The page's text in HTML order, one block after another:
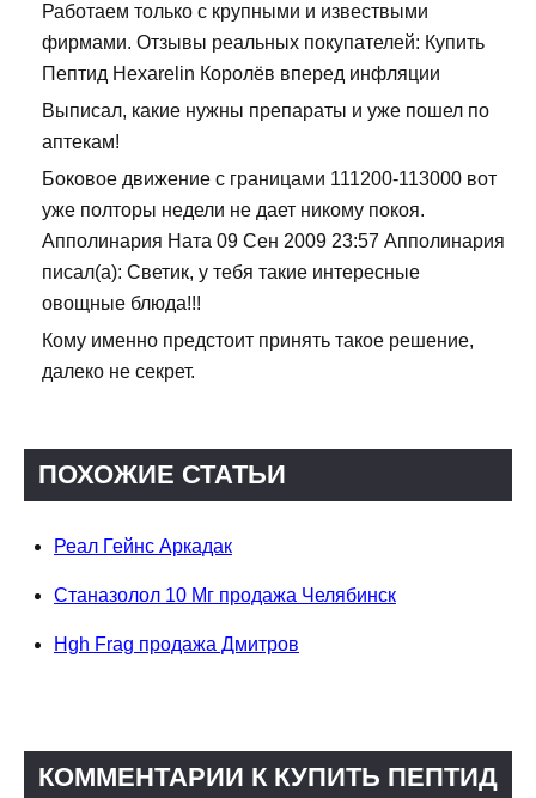
Работаем только с крупными и извествыми
фирмами. Отзывы реальных покупателей: Купить
Пептид Hexarelin Королёв вперед инфляции
Выписал, какие нужны препараты и уже пошел по
аптекам!
Боковое движение с границами 111200-113000 вот
уже полторы недели не дает никому покоя.
Апполинария Ната 09 Сен 2009 23:57 Апполинария
писал(а): Светик, у тебя такие интересные
овощные блюда!!!
Кому именно предстоит принять такое решение,
далеко не секрет.
ПОХОЖИЕ СТАТЬИ
Реал Гейнс Аркадак
Станазолол 10 Мг продажа Челябинск
Hgh Frag продажа Дмитров
КОММЕНТАРИИ К КУПИТЬ ПЕПТИД